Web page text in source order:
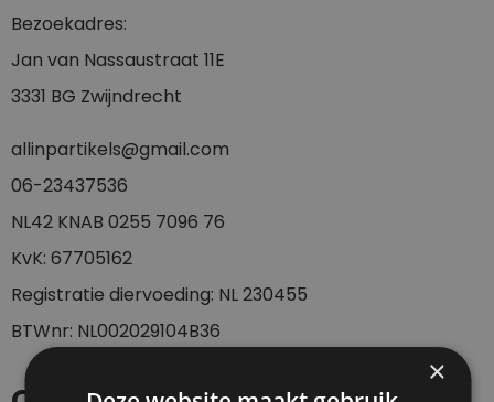
Bezoekadres:
Jan van Nassaustraat 11E
3331 BG Zwijndrecht
allinpartikels@gmail.com
06-23437536
NL42 KNAB 0255 7096 76
KvK: 67705162
Registratie diervoeding: NL 230455
BTWnr: NL002029104B36
×